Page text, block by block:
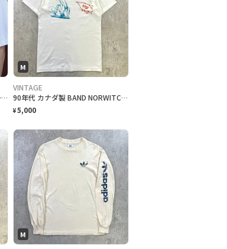
古着 94s USA製 シングルステッチ ハチ ジョーク Tシャツ ホワイト
M
VINTAGE
90年代 カナダ製 BAND NORWITCH ワンポイントロゴプリントTシャツ メンズM相当 古着 90s VINTAGE ヴィンテージ ドラゴン バックプリント シングルステッチ 白色
¥5,000
M